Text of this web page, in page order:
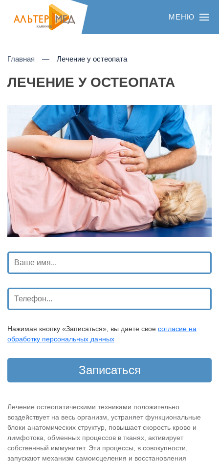
МЕНЮ
Главная Лечение у остеопата
ЛЕЧЕНИЕ У ОСТЕОПАТА
Нажимая кнопку «Записаться», вы даете свое согласие на
обработку персональных данных
Лечение остеопатическими техниками положительно
воздействует на весь организм, устраняет функциональные
блоки анатомических структур, повышает скорость крово и
лимфотока, обменных процессов в тканях, активирует
собственный иммунитет. Эти процессы, в совокупности,
запускают механизм самоисцеления и восстановления